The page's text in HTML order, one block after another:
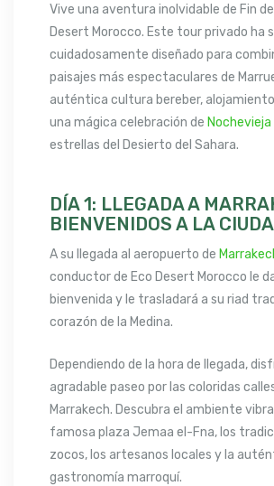
Vive una aventura inolvidable de Fin
Desert Morocco. Este tour privado ha
cuidadosamente diseñado para
paisajes más espectaculares de
auténtica cultura bereber,
una mágica celebración de Nochevieja
estrellas del Desierto del Sahara.
DÍA 1: LLEGADA A
BIENVENIDOS A LA
A su llegada al aeropuerto de
conductor de Eco Desert Morocco le
bienvenida y le trasladará a su riad
corazón de la Medina.
Dependiendo de la hora de llegada,
agradable paseo por las coloridas
Marrakech. Descubra el ambiente
famosa plaza Jemaa el-Fna, los
zocos, los artesanos locales y la
gastronomía marroquí.